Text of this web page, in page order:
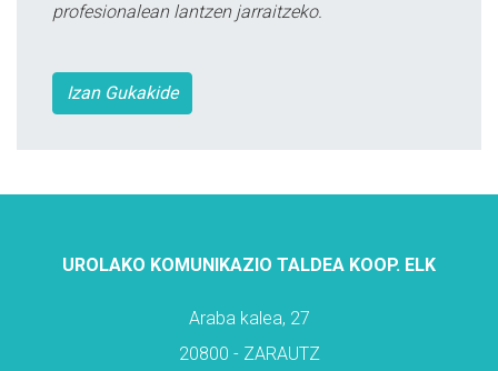
profesionalean lantzen jarraitzeko.
Izan Gukakide
UROLAKO KOMUNIKAZIO TALDEA KOOP. ELK
Araba kalea, 27
20800 - ZARAUTZ